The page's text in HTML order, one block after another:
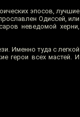
эпосов, лучшие
Одиссей, или
неведомой херни,
Именно туда с легкой
герои всех мастей. И